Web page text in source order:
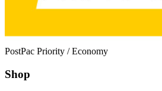
PostPac Priority / Economy
Shop